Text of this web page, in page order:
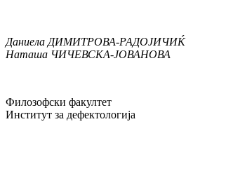
Даниела ДИМИТРОВА-РАДОЈИЧИЌ
Наташа ЧИЧЕВСКА-ЈОВАНОВА
Филозофски факултет
Институт за дефектологија